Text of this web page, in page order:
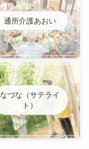
通所介護あおい
なづな（サテライ
ト）